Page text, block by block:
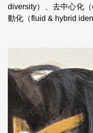
diversity）、去中心化
動化（fluid & hybrid